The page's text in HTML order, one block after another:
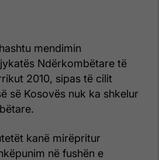
mendimin
Ndërkombëtare të
2010, sipas të cilit
së Kosovës nuk ka shkelur
kanë mirëpritur
në fushën e